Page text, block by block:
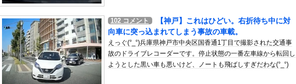
好きな女の子から預かったHDDの中から、とんでもないモノを発見してしまった
【動画】両方馬鹿（笑）ミニストップでトラックと衝突したドラレコが（ノ∇`）
【速報】山崎怜奈さん、旦那不在のままヤることやって妊娠
【動画】ロシア軍のドローンをネット発射装置で撃墜するウクライナ。
及川光博さん（56）結婚
【にじさんじ】ソフィ「８８８
ぞろ目ってなんか嬉しくなるよね！！」他
102 コメント
【神戸】これはひどい。右折待ち中に対
向車に突っ込まれてしまう事故の車載。
えっぐ(°_°)兵庫県神戸市中央区国香通1丁目で撮影された交通事
故のドライブレコーダーです。停止状態の一番左車線から転回し
ようとした黒い車も悪いけど、ノートも飛ばしすぎだわな(°_°)